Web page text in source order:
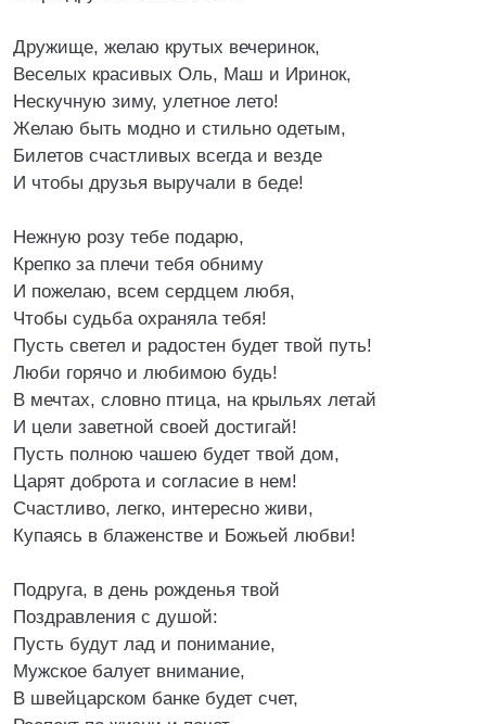
Дружище, желаю крутых вечеринок,
Веселых красивых Оль, Маш и Иринок,
Нескучную зиму, улетное лето!
Желаю быть модно и стильно одетым,
Билетов счастливых всегда и везде
И чтобы друзья выручали в беде!
Нежную розу тебе подарю,
Крепко за плечи тебя обниму
И пожелаю, всем сердцем любя,
Чтобы судьба охраняла тебя!
Пусть светел и радостен будет твой путь!
Люби горячо и любимою будь!
В мечтах, словно птица, на крыльях летай
И цели заветной своей достигай!
Пусть полною чашею будет твой дом,
Царят доброта и согласие в нем!
Счастливо, легко, интересно живи,
Купаясь в блаженстве и Божьей любви!
Подруга, в день рожденья твой
Поздравления с душой:
Пусть будут лад и понимание,
Мужское балует внимание,
В швейцарском банке будет счет,